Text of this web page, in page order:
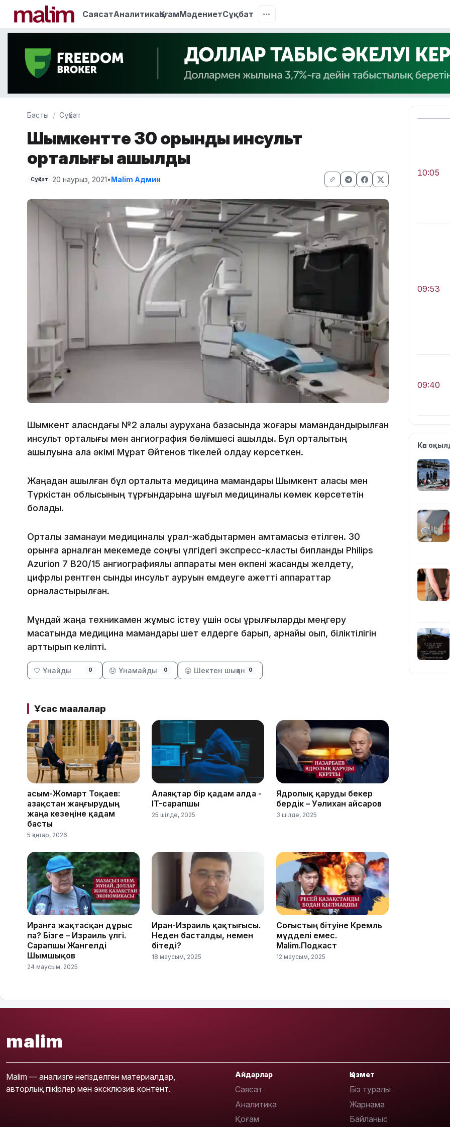
СаясатАналитикаҚоғамМәдениетСұқбат
Басты Сұқбат
Шымкентте 30 орындық инсульт
орталығы ашылды
Сұқбат 20 наурыз, 2021•Malim Админ
Шымкент қаласндағы №2 қалалық аурухана базасында жоғары мамандандырылған
инсульт орталығы мен ангиография бөлімшесі ашылды. Бұл орталықтың
ашылуына қала әкімі Мұрат Әйтенов тікелей қолдау көрсеткен.
Жаңадан ашылған бұл орталықта медицина мамандары Шымкент қаласы мен
Түркістан облысының тұрғындарына шұғыл медициналық көмек көрсететін
болады.
Орталық заманауи медициналық құрал-жабдықтармен қамтамасыз етілген. 30
орынға арналған мекемеде соңғы үлгідегі экспресс-класты бипланды Philips
Azurion 7 В20/15 ангиографиялық аппараты мен өкпені жасанды желдету,
цифрлы рентген сынды инсульт ауруын емдеуге қажетті аппараттар
орналастырылған.
Мұндай жаңа техникамен жұмыс істеу үшін осы құрылғыларды меңгеру
мақсатында медицина мамандары шет елдерге барып, арнайы оқып, біліктілігін
арттырып келіпті.
🤍 Ұнайды 0 😞 Ұнамайды 0 😡 Шектен шыққан 0
Ұқсас мақалалар
Қасым-Жомарт Тоқаев:
Қазақстан жаңғырудың
жаңа кезеңіне қадам
басты
5 қаңтар, 2026
Алаяқтар бір қадам алда -
IT-сарапшы
25 шілде, 2025
Ядролық қаруды бекер
бердік – Уәлихан Қайсаров
3 шілде, 2025
Иранға жақтасқан дұрыс
па? Бізге – Израиль үлгі.
Сарапшы Жангелді
Шымшықов
24 маусым, 2025
Иран-Израиль қақтығысы.
Неден басталды, немен
бітеді?
18 маусым, 2025
Соғыстың бітуіне Кремль
мүдделі емес.
Malim.Подкаст
12 маусым, 2025
10:05
09:53
09:40
09:40
08:42
Көп
malim
Malim — анализге негізделген материалдар,
авторлық пікірлер мен эксклюзив контент.
Айдарлар
Саясат
Аналитика
Қоғам
Қызмет
Біз туралы
Жарнама
Байланыс